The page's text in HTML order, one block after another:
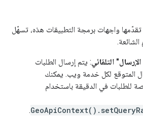
تقدّمها واجهات برمجة التطبيقات هذه، تسهّل
التلقائي: يتم إرسال الطلبات
المتوقع لكل خدمة ويب. يمكنك
في الدقيقة باستخدام
.